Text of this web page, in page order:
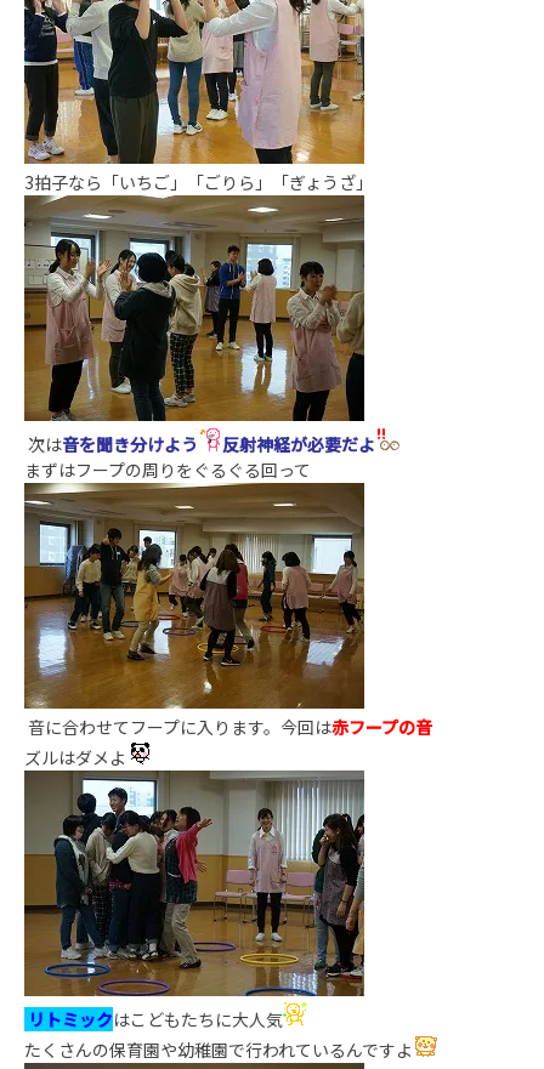
3拍子なら「いちご」「ごりら」「ぎょうざ」
次は音を聞き分けよう
反射神経が必要だよ
まずはフープの周りをぐるぐる回って
音に合わせてフープに入ります。今回は赤フープの音
ズルはダメよ
リトミックはこどもたちに大人気
たくさんの保育園や幼稚園で行われているんですよ